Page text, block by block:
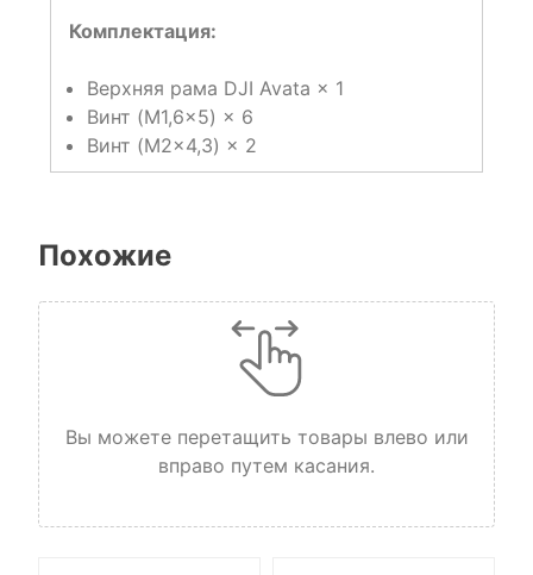
Комплектация:
Верхняя рама DJI Avata × 1
Винт (M1,6×5) × 6
Винт (M2×4,3) × 2
Похожие
Вы можете перетащить товары влево или
вправо путем касания.